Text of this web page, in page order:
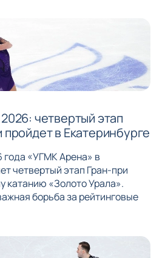
четвертый этап
в Екатеринбурге
года «УГМК Арена» в
четвертый этап Гран-при
катанию «Золото Урала».
борьба за рейтинговые